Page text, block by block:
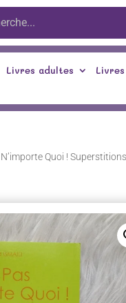
Livres adultes
Quoi !